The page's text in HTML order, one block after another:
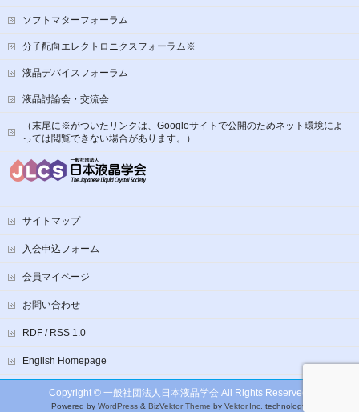
ソフトマターフォーラム
分子配向エレクトロニクスフォーラム※
液晶デバイスフォーラム
液晶討論会・交流会
（末尾に※がついたリンクは、Googleサイトで公開のためネット環境によ
っては閲覧できない場合があります。）
サイトマップ
入会申込フォーム
会員マイページ
お問い合わせ
RDF / RSS 1.0
English Homepage
Copyright © 一般社団法人日本液晶学会 All Rights Reserved.
Powered by WordPress& BizVektor Theme by Vektor,Inc. technology.